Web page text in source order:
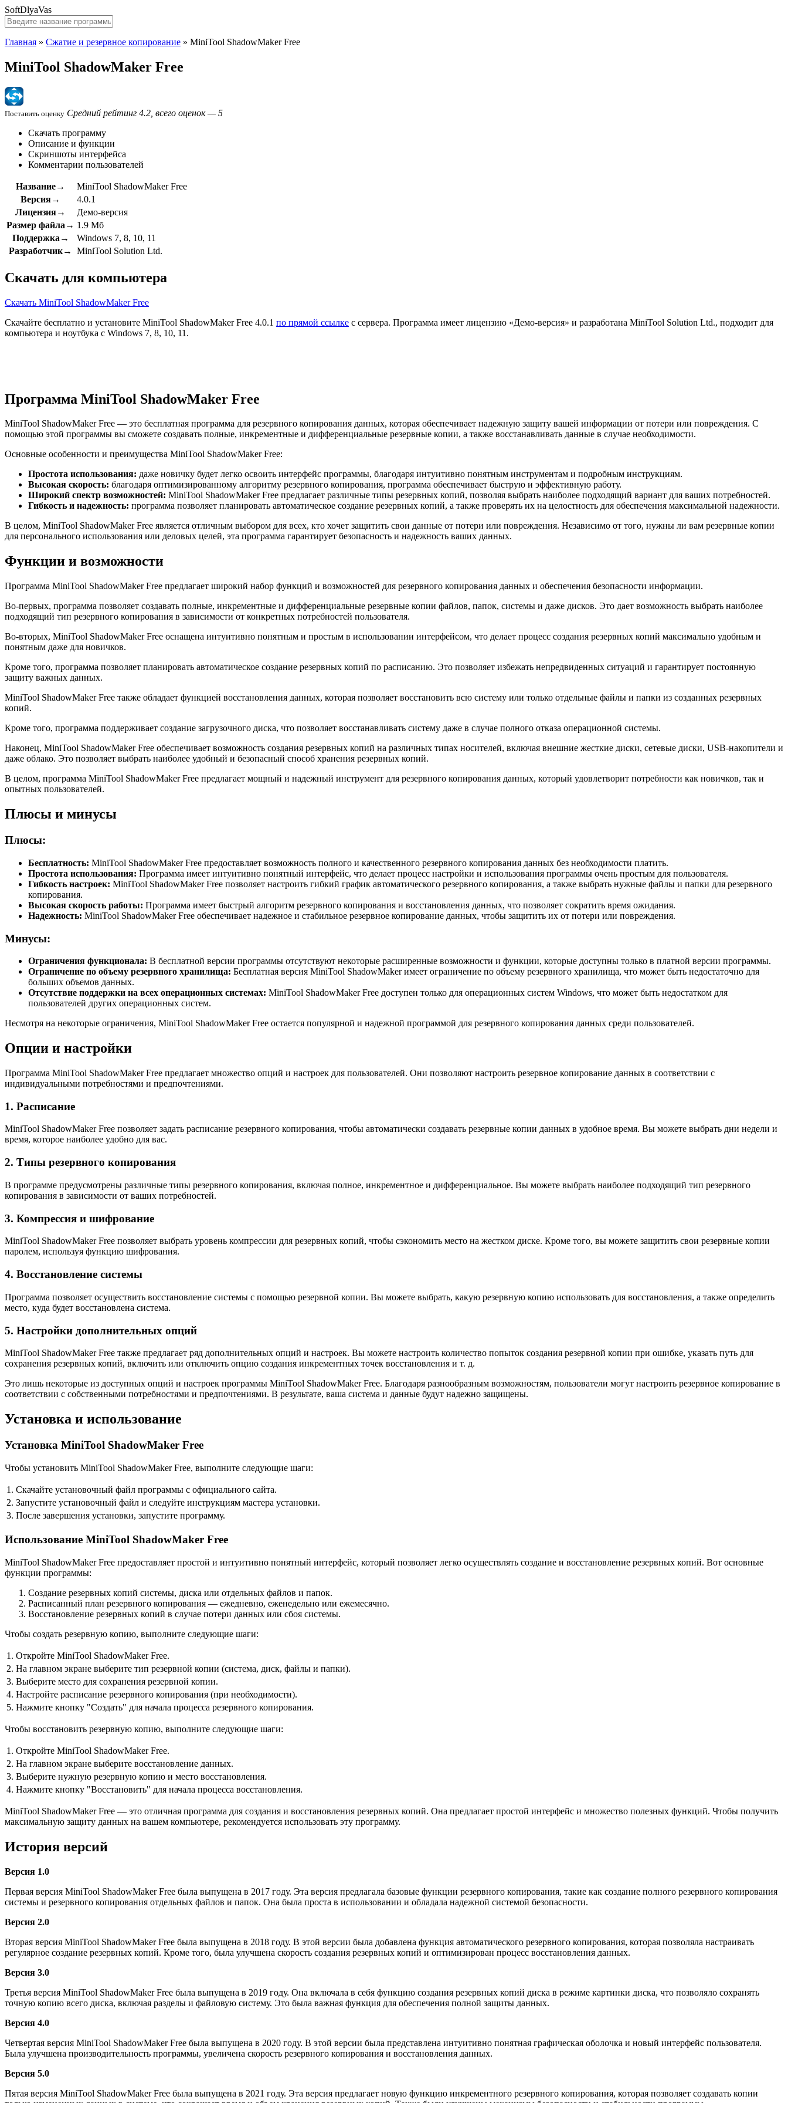
SoftDlyaVas
Главная » Сжатие и резервное копирование » MiniTool ShadowMaker Free
MiniTool ShadowMaker Free
Поставить оценку Средний рейтинг 4.2, всего оценок — 5
Скачать программу
Описание и функции
Скриншоты интерфейса
Комментарии пользователей
Название→
MiniTool ShadowMaker Free
Версия→
4.0.1
Лицензия→
Демо-версия
Размер файла→ 1.9 Мб
Поддержка→
Windows 7, 8, 10, 11
Разработчик→
MiniTool Solution Ltd.
Скачать для компьютера
Скачать MiniTool ShadowMaker Free
Скачайте бесплатно и установите MiniTool ShadowMaker Free 4.0.1 по прямой ссылке с сервера. Программа имеет лицензию «Демо-версия» и разработана MiniTool Solution Ltd., подходит для
компьютера и ноутбука с Windows 7, 8, 10, 11.
Программа MiniTool ShadowMaker Free
MiniTool ShadowMaker Free — это бесплатная программа для резервного копирования данных, которая обеспечивает надежную защиту вашей информации от потери или повреждения. С
помощью этой программы вы сможете создавать полные, инкрементные и дифференциальные резервные копии, а также восстанавливать данные в случае необходимости.
Основные особенности и преимущества MiniTool ShadowMaker Free:
Простота использования: даже новичку будет легко освоить интерфейс программы, благодаря интуитивно понятным инструментам и подробным инструкциям.
Высокая скорость: благодаря оптимизированному алгоритму резервного копирования, программа обеспечивает быструю и эффективную работу.
Широкий спектр возможностей: MiniTool ShadowMaker Free предлагает различные типы резервных копий, позволяя выбрать наиболее подходящий вариант для ваших потребностей.
Гибкость и надежность: программа позволяет планировать автоматическое создание резервных копий, а также проверять их на целостность для обеспечения максимальной надежности.
В целом, MiniTool ShadowMaker Free является отличным выбором для всех, кто хочет защитить свои данные от потери или повреждения. Независимо от того, нужны ли вам резервные копии
для персонального использования или деловых целей, эта программа гарантирует безопасность и надежность ваших данных.
Функции и возможности
Программа MiniTool ShadowMaker Free предлагает широкий набор функций и возможностей для резервного копирования данных и обеспечения безопасности информации.
Во-первых, программа позволяет создавать полные, инкрементные и дифференциальные резервные копии файлов, папок, системы и даже дисков. Это дает возможность выбрать наиболее
подходящий тип резервного копирования в зависимости от конкретных потребностей пользователя.
Во-вторых, MiniTool ShadowMaker Free оснащена интуитивно понятным и простым в использовании интерфейсом, что делает процесс создания резервных копий максимально удобным и
понятным даже для новичков.
Кроме того, программа позволяет планировать автоматическое создание резервных копий по расписанию. Это позволяет избежать непредвиденных ситуаций и гарантирует постоянную
защиту важных данных.
MiniTool ShadowMaker Free также обладает функцией восстановления данных, которая позволяет восстановить всю систему или только отдельные файлы и папки из созданных резервных
копий.
Кроме того, программа поддерживает создание загрузочного диска, что позволяет восстанавливать систему даже в случае полного отказа операционной системы.
Наконец, MiniTool ShadowMaker Free обеспечивает возможность создания резервных копий на различных типах носителей, включая внешние жесткие диски, сетевые диски, USB-накопители и
даже облако. Это позволяет выбрать наиболее удобный и безопасный способ хранения резервных копий.
В целом, программа MiniTool ShadowMaker Free предлагает мощный и надежный инструмент для резервного копирования данных, который удовлетворит потребности как новичков, так и
опытных пользователей.
Плюсы и минусы
Плюсы:
Бесплатность: MiniTool ShadowMaker Free предоставляет возможность полного и качественного резервного копирования данных без необходимости платить.
Простота использования: Программа имеет интуитивно понятный интерфейс, что делает процесс настройки и использования программы очень простым для пользователя.
Гибкость настроек: MiniTool ShadowMaker Free позволяет настроить гибкий график автоматического резервного копирования, а также выбрать нужные файлы и папки для резервного
копирования.
Высокая скорость работы: Программа имеет быстрый алгоритм резервного копирования и восстановления данных, что позволяет сократить время ожидания.
Надежность: MiniTool ShadowMaker Free обеспечивает надежное и стабильное резервное копирование данных, чтобы защитить их от потери или повреждения.
Минусы:
Ограничения функционала: В бесплатной версии программы отсутствуют некоторые расширенные возможности и функции, которые доступны только в платной версии программы.
Ограничение по объему резервного хранилища: Бесплатная версия MiniTool ShadowMaker имеет ограничение по объему резервного хранилища, что может быть недостаточно для
больших объемов данных.
Отсутствие поддержки на всех операционных системах: MiniTool ShadowMaker Free доступен только для операционных систем Windows, что может быть недостатком для
пользователей других операционных систем.
Несмотря на некоторые ограничения, MiniTool ShadowMaker Free остается популярной и надежной программой для резервного копирования данных среди пользователей.
Опции и настройки
Программа MiniTool ShadowMaker Free предлагает множество опций и настроек для пользователей. Они позволяют настроить резервное копирование данных в соответствии с
индивидуальными потребностями и предпочтениями.
1. Расписание
MiniTool ShadowMaker Free позволяет задать расписание резервного копирования, чтобы автоматически создавать резервные копии данных в удобное время. Вы можете выбрать дни недели и
время, которое наиболее удобно для вас.
2. Типы резервного копирования
В программе предусмотрены различные типы резервного копирования, включая полное, инкрементное и дифференциальное. Вы можете выбрать наиболее подходящий тип резервного
копирования в зависимости от ваших потребностей.
3. Компрессия и шифрование
MiniTool ShadowMaker Free позволяет выбрать уровень компрессии для резервных копий, чтобы сэкономить место на жестком диске. Кроме того, вы можете защитить свои резервные копии
паролем, используя функцию шифрования.
4. Восстановление системы
Программа позволяет осуществить восстановление системы с помощью резервной копии. Вы можете выбрать, какую резервную копию использовать для восстановления, а также определить
место, куда будет восстановлена система.
5. Настройки дополнительных опций
MiniTool ShadowMaker Free также предлагает ряд дополнительных опций и настроек. Вы можете настроить количество попыток создания резервной копии при ошибке, указать путь для
сохранения резервных копий, включить или отключить опцию создания инкрементных точек восстановления и т. д.
Это лишь некоторые из доступных опций и настроек программы MiniTool ShadowMaker Free. Благодаря разнообразным возможностям, пользователи могут настроить резервное копирование в
соответствии с собственными потребностями и предпочтениями. В результате, ваша система и данные будут надежно защищены.
Установка и использование
Установка MiniTool ShadowMaker Free
Чтобы установить MiniTool ShadowMaker Free, выполните следующие шаги:
1. Скачайте установочный файл программы с официального сайта.
2. Запустите установочный файл и следуйте инструкциям мастера установки.
3. После завершения установки, запустите программу.
Использование MiniTool ShadowMaker Free
MiniTool ShadowMaker Free предоставляет простой и интуитивно понятный интерфейс, который позволяет легко осуществлять создание и восстановление резервных копий. Вот основные
функции программы:
Создание резервных копий системы, диска или отдельных файлов и папок.
Расписанный план резервного копирования — ежедневно, еженедельно или ежемесячно.
Восстановление резервных копий в случае потери данных или сбоя системы.
Чтобы создать резервную копию, выполните следующие шаги:
1. Откройте MiniTool ShadowMaker Free.
2. На главном экране выберите тип резервной копии (система, диск, файлы и папки).
3. Выберите место для сохранения резервной копии.
4. Настройте расписание резервного копирования (при необходимости).
5. Нажмите кнопку "Создать" для начала процесса резервного копирования.
Чтобы восстановить резервную копию, выполните следующие шаги:
1. Откройте MiniTool ShadowMaker Free.
2. На главном экране выберите восстановление данных.
3. Выберите нужную резервную копию и место восстановления.
4. Нажмите кнопку "Восстановить" для начала процесса восстановления.
MiniTool ShadowMaker Free — это отличная программа для создания и восстановления резервных копий. Она предлагает простой интерфейс и множество полезных функций. Чтобы получить
максимальную защиту данных на вашем компьютере, рекомендуется использовать эту программу.
История версий
Версия 1.0
Первая версия MiniTool ShadowMaker Free была выпущена в 2017 году. Эта версия предлагала базовые функции резервного копирования, такие как создание полного резервного копирования
системы и резервного копирования отдельных файлов и папок. Она была проста в использовании и обладала надежной системой безопасности.
Версия 2.0
Вторая версия MiniTool ShadowMaker Free была выпущена в 2018 году. В этой версии была добавлена функция автоматического резервного копирования, которая позволяла настраивать
регулярное создание резервных копий. Кроме того, была улучшена скорость создания резервных копий и оптимизирован процесс восстановления данных.
Версия 3.0
Третья версия MiniTool ShadowMaker Free была выпущена в 2019 году. Она включала в себя функцию создания резервных копий диска в режиме картинки диска, что позволяло сохранять
точную копию всего диска, включая разделы и файловую систему. Это была важная функция для обеспечения полной защиты данных.
Версия 4.0
Четвертая версия MiniTool ShadowMaker Free была выпущена в 2020 году. В этой версии была представлена интуитивно понятная графическая оболочка и новый интерфейс пользователя.
Была улучшена производительность программы, увеличена скорость резервного копирования и восстановления данных.
Версия 5.0
Пятая версия MiniTool ShadowMaker Free была выпущена в 2021 году. Эта версия предлагает новую функцию инкрементного резервного копирования, которая позволяет создавать копии